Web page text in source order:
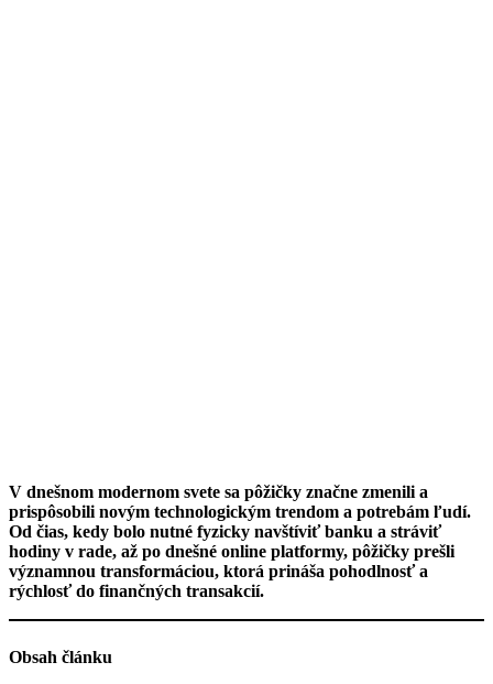
V dnešnom modernom svete sa pôžičky značne zmenili a
prispôsobili novým technologickým trendom a potrebám ľudí.
Od čias, kedy bolo nutné fyzicky navštíviť banku a stráviť
hodiny v rade, až po dnešné online platformy, pôžičky prešli
významnou transformáciou, ktorá prináša pohodlnosť a
rýchlosť do finančných transakcií.
Obsah článku